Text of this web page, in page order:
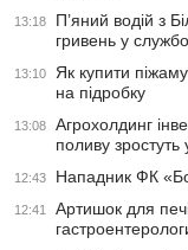
13:18
П’яний водій з
гривень у
13:10
Як купити
на підробку
13:08
Агрохолдинг
поливу зростуть
12:43 Нападник ФК
12:41
Артишок для